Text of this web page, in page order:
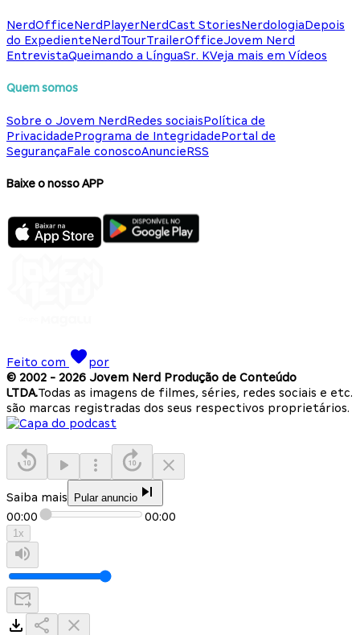
NerdOfficeNerdPlayerNerdCast StoriesNerdologiaDepois
do ExpedienteNerdTourTrailerOfficeJovem Nerd
EntrevistaQueimando a LínguaSr. KVeja mais em Vídeos
Quem somos
Sobre o Jovem NerdRedes sociaisPolítica de
PrivacidadePrograma de IntegridadePortal de
SegurançaFale conoscoAnuncieRSS
Baixe o nosso APP
Feito com
por
© 2002 - 2026 Jovem Nerd Produção de Conteúdo
LTDA.Todas as imagens de filmes, séries, redes sociais e etc.
são marcas registradas dos seus respectivos proprietários.
Saiba mais Pular anuncio
00:00 00:00
1x